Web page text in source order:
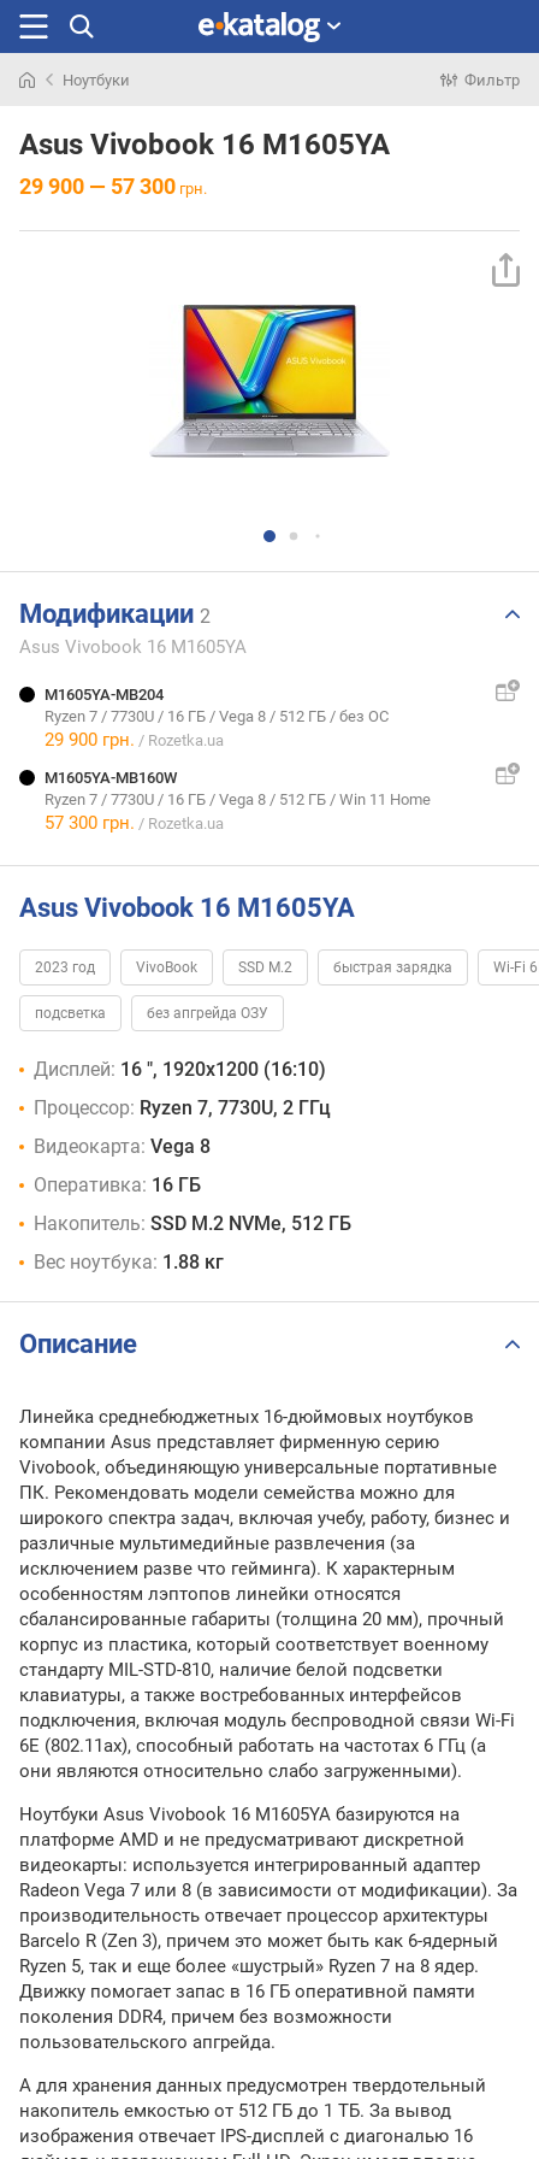
раньше
Ноутбуки Фильтр
Asus Vivobook 16 M1605YA
29 900 — 57 300 грн.
Модификации 2
Asus Vivobook 16 M1605YA
M1605YA-MB204
Ryzen 7 / 7730U / 16 ГБ / Vega 8 / 512 ГБ / без ОС
29 900 грн. / Rozetka.ua
M1605YA-MB160W
Ryzen 7 / 7730U / 16 ГБ / Vega 8 / 512 ГБ / Win 11 Home
57 300 грн. / Rozetka.ua
Asus Vivobook 16 M1605YA
2023 год VivoBook SSD M.2 быстрая зарядка Wi-Fi
подсветка без апгрейда ОЗУ
Дисплей: 16 ", 1920x1200 (16:10)
Процессор: Ryzen 7, 7730U, 2 ГГц
Видеокарта: Vega 8
Оперативка: 16 ГБ
Накопитель: SSD M.2 NVMe, 512 ГБ
Вес ноутбука: 1.88 кг
Описание
Линейка среднебюджетных 16-дюймовых ноутбуков
компании Asus представляет фирменную серию
Vivobook, объединяющую универсальные портативные
ПК. Рекомендовать модели семейства можно для
широкого спектра задач, включая учебу, работу, бизнес и
различные мультимедийные развлечения (за
исключением разве что гейминга). К характерным
особенностям лэптопов линейки относятся
сбалансированные габариты (толщина 20 мм), прочный
корпус из пластика, который соответствует военному
стандарту MIL-STD-810, наличие белой подсветки
клавиатуры, а также востребованных интерфейсов
подключения, включая модуль беспроводной связи Wi-Fi
6E (802.11ax), способный работать на частотах 6 ГГц (а
они являются относительно слабо загруженными).
Ноутбуки Asus Vivobook 16 M1605YA базируются на
платформе AMD и не предусматривают дискретной
видеокарты: используется интегрированный адаптер
Radeon Vega 7 или 8 (в зависимости от модификации). За
производительность отвечает процессор архитектуры
Barcelo R (Zen 3), причем это может быть как 6-ядерный
Ryzen 5, так и еще более «шустрый» Ryzen 7 на 8 ядер.
Движку помогает запас в 16 ГБ оперативной памяти
поколения DDR4, причем без возможности
пользовательского апгрейда.
А для хранения данных предусмотрен твердотельный
накопитель емкостью от 512 ГБ до 1 ТБ. За вывод
изображения отвечает IPS-дисплей с диагональю 16